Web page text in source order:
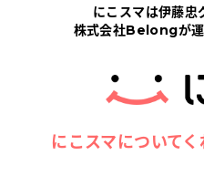
にこスマについて
サポートセンター
お客さまの声
にこスマは伊藤忠
株式会社Belongが運
にこスマについて